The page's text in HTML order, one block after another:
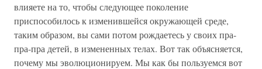
влияете на то, чтобы следующее поколение
приспособилось к изменившейся окружающей среде,
таким образом, вы сами потом рождаетесь у своих пра-
пра-пра детей, в измененных телах. Вот так объясняется,
почему мы эволюционируем. Мы как бы пользуемся вот